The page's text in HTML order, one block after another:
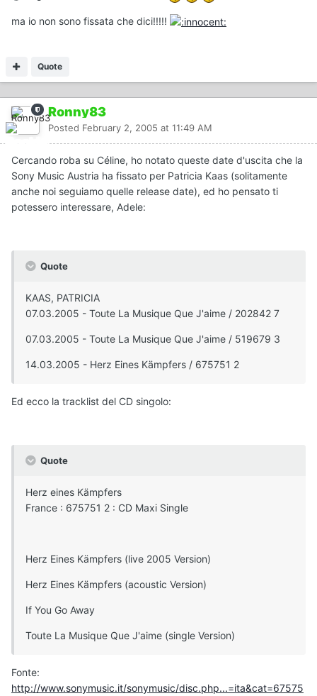
ma io non sono fissata che dici!!!!!
Quote
Ronny83
Posted February 2, 2005 at 11:49 AM
Cercando roba su Céline, ho notato queste date d'uscita che la
Sony Music Austria ha fissato per Patricia Kaas (solitamente
anche noi seguiamo quelle release date), ed ho pensato ti
potessero interessare, Adele:
Quote
KAAS, PATRICIA
07.03.2005 - Toute La Musique Que J'aime / 202842 7
07.03.2005 - Toute La Musique Que J'aime / 519679 3
14.03.2005 - Herz Eines Kämpfers / 675751 2
Ed ecco la tracklist del CD singolo:
Quote
Herz eines Kämpfers
France : 675751 2 : CD Maxi Single
Herz Eines Kämpfers (live 2005 Version)
Herz Eines Kämpfers (acoustic Version)
If You Go Away
Toute La Musique Que J'aime (single Version)
Fonte:
http://www.sonymusic.it/sonymusic/disc.php...=ita&cat=67575